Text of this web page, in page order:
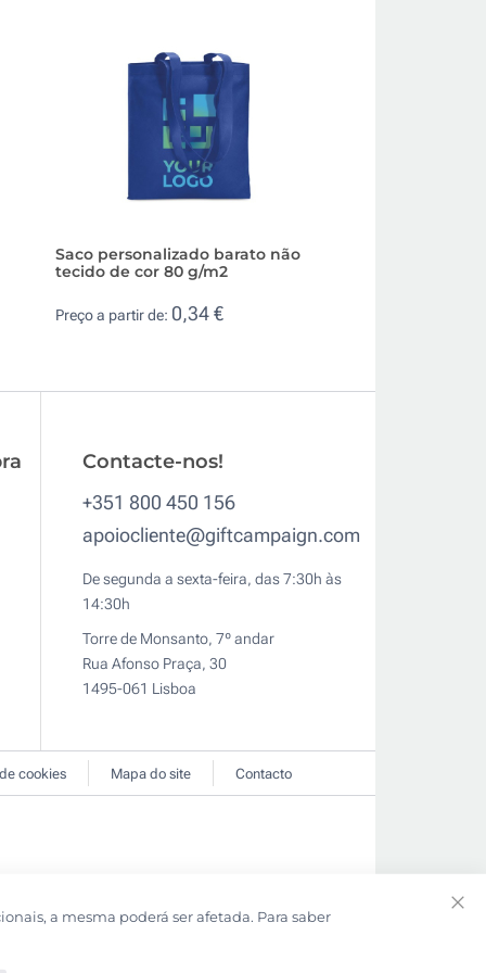
Saco personalizado barato não
tecido de cor 80 g/m2
Preço a partir de: 0,34 €
Contacte-nos!
+351 800 450 156
apoiocliente@giftcampaign.com
De segunda a sexta-feira, das 7:30h às
14:30h
Torre de Monsanto, 7º andar
Rua Afonso Praça, 30
1495-061 Lisboa
cookies Mapa do site Contacto
a mesma poderá ser afetada. Para saber